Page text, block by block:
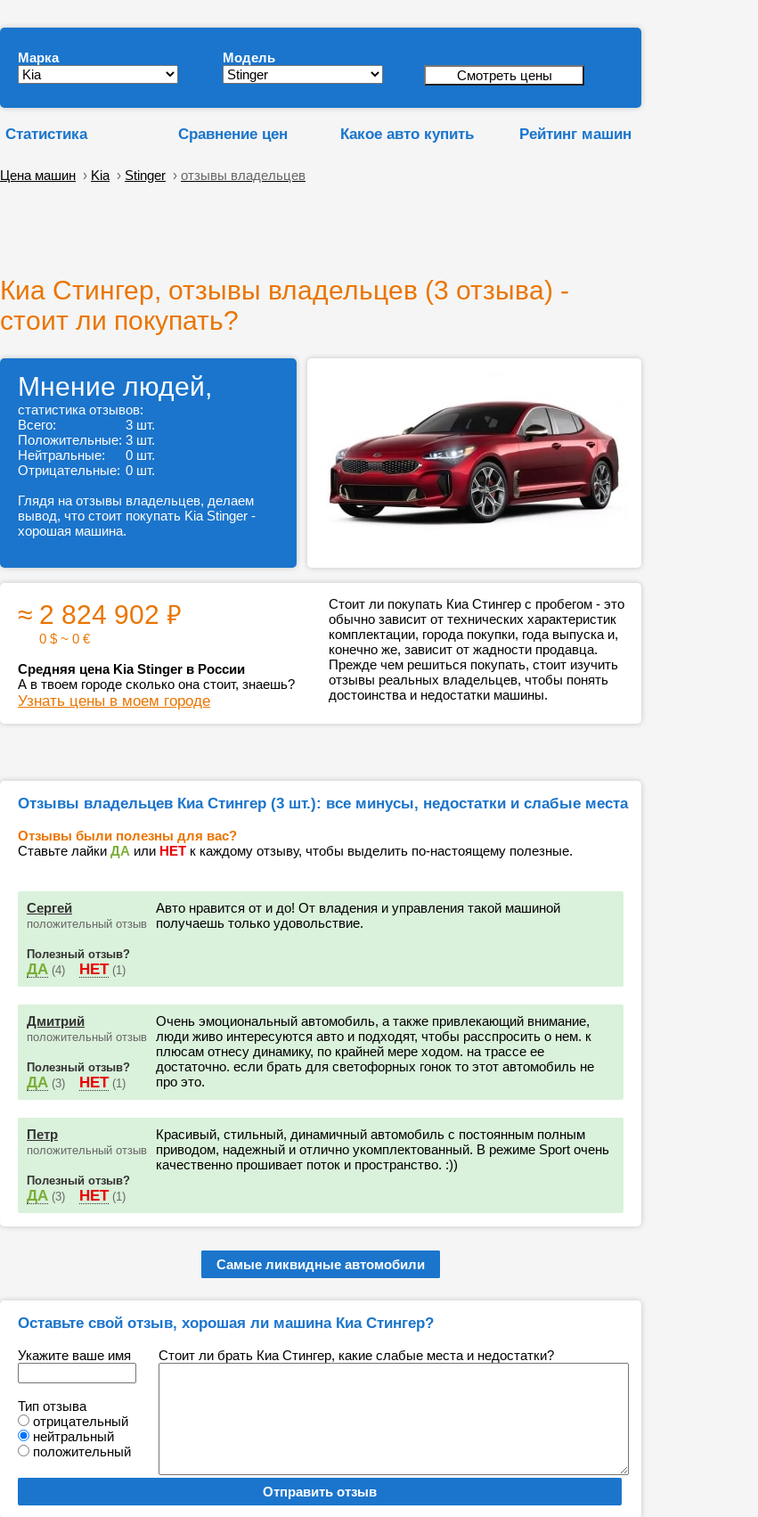
Марка Модель
Статистика Сравнение цен Какое авто купить Рейтинг машин
Цена машин › Kia › Stinger › отзывы владельцев
Киа Стингер, отзывы владельцев (3 отзыва) -
стоит ли покупать?
Мнение людей,
статистика отзывов:
Всего:
3 шт.
Положительные: 3 шт.
Нейтральные:
0 шт.
Отрицательные: 0 шт.
Глядя на отзывы владельцев, делаем
вывод, что стоит покупать Kia Stinger -
хорошая машина.
≈ 2 824 902 ₽
0 $ ~ 0 €
Средняя цена Kia Stinger в России
А в твоем городе сколько она стоит, знаешь?
Узнать цены в моем городе
Стоит ли покупать Киа Стингер с пробегом - это
обычно зависит от технических характеристик
комплектации, города покупки, года выпуска и,
конечно же, зависит от жадности продавца.
Прежде чем решиться покупать, стоит изучить
отзывы реальных владельцев, чтобы понять
достоинства и недостатки машины.
Отзывы владельцев Киа Стингер (3 шт.): все минусы, недостатки и слабые места
Отзывы были полезны для вас?
Ставьте лайки ДА или НЕТ к каждому отзыву, чтобы выделить по-настоящему полезные.
Сергей
положительный отзыв
Полезный отзыв?
ДА (4) НЕТ (1)
Авто нравится от и до! От владения и управления такой машиной
получаешь только удовольствие.
Дмитрий
положительный отзыв
Полезный отзыв?
ДА (3) НЕТ (1)
Очень эмоциональный автомобиль, а также привлекающий внимание,
люди живо интересуются авто и подходят, чтобы расспросить о нем. к
плюсам отнесу динамику, по крайней мере ходом. на трассе ее
достаточно. если брать для светофорных гонок то этот автомобиль не
про это.
Петр
положительный отзыв
Полезный отзыв?
ДА (3) НЕТ (1)
Красивый, стильный, динамичный автомобиль с постоянным полным
приводом, надежный и отлично укомплектованный. В режиме Sport очень
качественно прошивает поток и пространство. :))
Самые ликвидные автомобили
Оставьте свой отзыв, хорошая ли машина Киа Стингер?
Укажите ваше имя
Тип отзыва
отрицательный
нейтральный
положительный
Стоит ли брать Киа Стингер, какие слабые места и недостатки?